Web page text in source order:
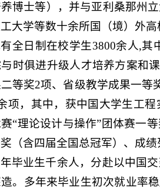
博士等）
，并与亚利桑那州
大学等数十余所国（境）外高
全日制在校学生3800余人,其
时俱进升级人才培养方案和
等奖2项、省级教学成果一等
项，其中，获中国大学生工
“理论设计与操作”团体赛一
（含四届全国总冠军）、成绩
毕业生千余人，分赴以中国
。多年来毕业生初次就业率